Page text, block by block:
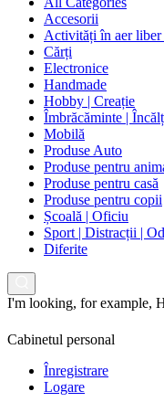
Accesorii
Activități în aer liber
Cărți
Electronice
Handmade
Hobby | Creație
Îmbrăcăminte |
Mobilă
Produse Auto
Produse pentru
Produse pentru casă
Produse pentru copii
Școală | Oficiu
Sport | Distracții |
Diferite
I'm looking, for example,
Cabinetul personal
Înregistrare
Logare